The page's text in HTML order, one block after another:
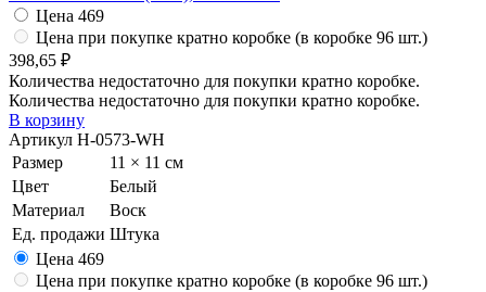
Цена 469
Цена при покупке кратно коробке (в коробке 96 шт.)
398,65 ₽
Количества недостаточно для покупки кратно коробке.
Количества недостаточно для покупки кратно коробке.
В корзину
Артикул H-0573-WH
Размер
11 × 11 см
Цвет
Белый
Материал
Воск
Ед. продажи Штука
Цена 469
Цена при покупке кратно коробке (в коробке 96 шт.)